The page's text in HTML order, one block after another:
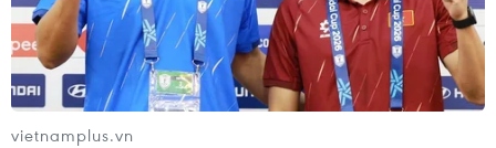
Tập đoàn Nvidia đẩy mạnh đầu tư vào lĩnh
vực AI ở khu vực Đông Nam Á
vietnamplus.vn